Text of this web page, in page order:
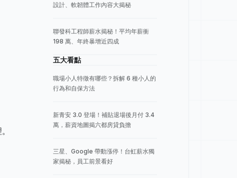
設計、軟韌體工作內容大揭秘
聯發科工程師薪水揭秘！平均年薪衝
198 萬、年終暴增近四成
五大看點
職場小人特徵有哪些？拆解 6 種小人的
行為和自保方法
新青安 3.0 登場！補貼退場後月付 3.4
萬，薪資地圖揭六都房貸負擔
三星、Google 帶動漲停！台虹薪水獨
家揭秘，員工前景看好